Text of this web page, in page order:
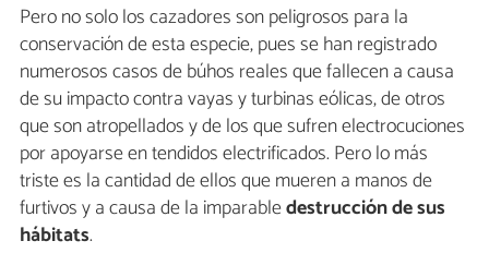
Pero no solo los cazadores son peligrosos para la
conservación de esta especie, pues se han registrado
numerosos casos de búhos reales que fallecen a causa
de su impacto contra vayas y turbinas eólicas, de otros
que son atropellados y de los que sufren electrocuciones
por apoyarse en tendidos electrificados. Pero lo más
triste es la cantidad de ellos que mueren a manos de
furtivos y a causa de la imparabledestrucción de sus
hábitats.